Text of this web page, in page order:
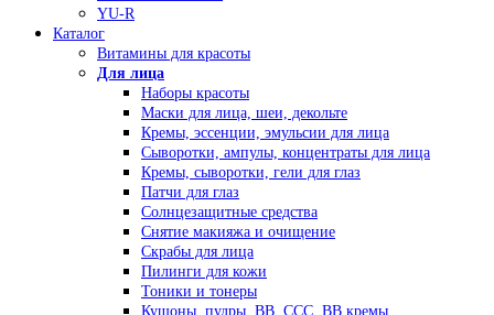
YU-R
Каталог
Витамины для красоты
Для лица
Наборы красоты
Маски для лица, шеи, декольте
Кремы, эссенции, эмульсии для лица
Сыворотки, ампулы, концентраты для лица
Кремы, сыворотки, гели для глаз
Патчи для глаз
Солнцезащитные средства
Снятие макияжа и очищение
Скрабы для лица
Пилинги для кожи
Тоники и тонеры
Кушоны, пудры, ВВ, ССС, ВВ кремы